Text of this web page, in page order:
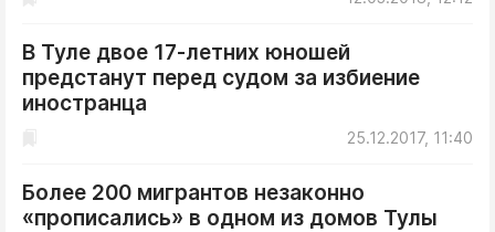
В Туле двое 17-летних юношей
предстанут перед судом за избиение
иностранца
25.12.2017, 11:40
Более 200 мигрантов незаконно
«прописались» в одном из домов Тулы